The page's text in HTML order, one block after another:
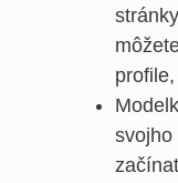
svojho